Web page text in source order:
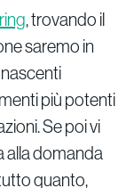
, trovando il
saremo in
più potenti
Se poi vi
alla domanda
quanto,